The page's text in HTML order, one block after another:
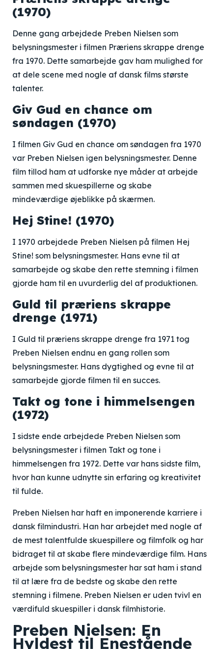
(1970)
Denne gang arbejdede Preben Nielsen som
belysningsmester i filmen Præriens skrappe drenge
fra 1970. Dette samarbejde gav ham mulighed for
at dele scene med nogle af dansk films største
talenter.
Giv Gud en chance om
søndagen (1970)
I filmen Giv Gud en chance om søndagen fra 1970
var Preben Nielsen igen belysningsmester. Denne
film tillod ham at udforske nye måder at arbejde
sammen med skuespillerne og skabe
mindeværdige øjeblikke på skærmen.
Hej Stine! (1970)
I 1970 arbejdede Preben Nielsen på filmen Hej
Stine! som belysningsmester. Hans evne til at
samarbejde og skabe den rette stemning i filmen
gjorde ham til en uvurderlig del af produktionen.
Guld til præriens skrappe
drenge (1971)
I Guld til præriens skrappe drenge fra 1971 tog
Preben Nielsen endnu en gang rollen som
belysningsmester. Hans dygtighed og evne til at
samarbejde gjorde filmen til en succes.
Takt og tone i himmelsengen
(1972)
I sidste ende arbejdede Preben Nielsen som
belysningsmester i filmen Takt og tone i
himmelsengen fra 1972. Dette var hans sidste film,
hvor han kunne udnytte sin erfaring og kreativitet
til fulde.
Preben Nielsen har haft en imponerende karriere i
dansk filmindustri. Han har arbejdet med nogle af
de mest talentfulde skuespillere og filmfolk og har
bidraget til at skabe flere mindeværdige film. Hans
arbejde som belysningsmester har sat ham i stand
til at lære fra de bedste og skabe den rette
stemning i filmene. Preben Nielsen er uden tvivl en
værdifuld skuespiller i dansk filmhistorie.
Preben Nielsen: En
Hyldest til Enestående